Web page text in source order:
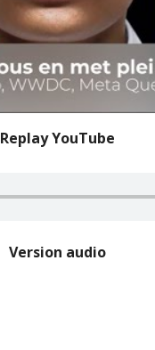
Replay YouTube
Version audio